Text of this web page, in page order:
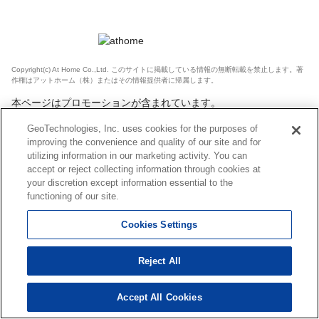
Copyright(c) At Home Co.,Ltd. このサイトに掲載している情報の無断転載を禁止します。著
作権はアットホーム（株）またはその情報提供者に帰属します。
本ページはプロモーションが含まれています。
GeoTechnologies, Inc. uses cookies for the purposes of
improving the convenience and quality of our site and for
utilizing information in our marketing activity. You can
accept or reject collecting information through cookies at
your discretion except information essential to the
functioning of our site.
Cookies Settings
Reject All
Accept All Cookies